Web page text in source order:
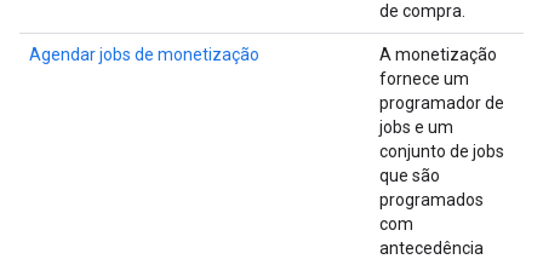
de compra.
Agendar jobs de monetização
A monetização
fornece um
programador de
jobs e um
conjunto de jobs
que são
programados
com
antecedência